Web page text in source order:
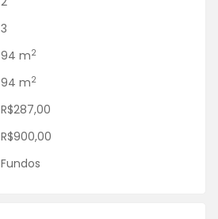
3
94 m2
94 m2
R$287,00
R$900,00
Fundos